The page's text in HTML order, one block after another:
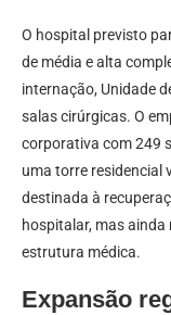
O hospital previsto
de média e alta
internação, Unidade
salas cirúrgicas. O
corporativa com 249
uma torre residencial
destinada à
hospitalar, mas
estrutura médica.
Expansão